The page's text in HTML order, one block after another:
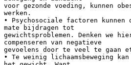
voor gezonde voeding, kunnen
werken.
• Psychosociale factoren
mate bijdragen tot
gewichtsproblemen. Denken we
compenseren van negatieve
gevoelens door te veel te gaan
• Te weinig lichaamsbeweging